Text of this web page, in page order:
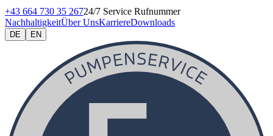
+43 664 730 35 26724/7 Service Rufnummer
NachhaltigkeitÜber UnsKarriereDownloads
DE EN